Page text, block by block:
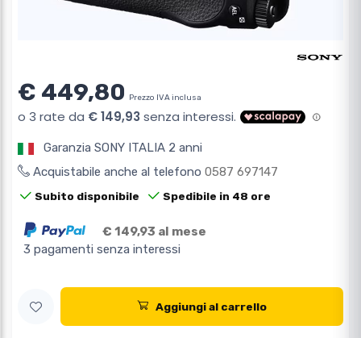
€ 449,80 Prezzo IVA inclusa
Garanzia SONY ITALIA 2 anni
Acquistabile anche al telefono 0587 697147
Subito disponibile Spedibile in 48 ore
€ 149,93 al mese
3 pagamenti senza interessi
Aggiungi al carrello